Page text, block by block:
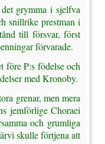
grymma i sjelfva
snillrike prestman i
till försvar, först
förvarade.
före P:s födelse och
med Kronoby.
grenar, men mera
jemförlige Choraei
och grumliga
skulle förtjena att